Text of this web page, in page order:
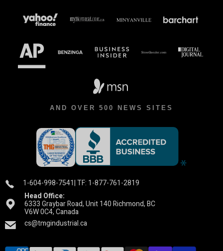
AND OVER 500 NEWS SITES
1-604-998-7541| TF: 1-877-761-2819
Head Office:
6333 Graybar Road, Unit 140 Richmond, BC
V6W 0C4, Canada
cs@tmgindustrial.ca